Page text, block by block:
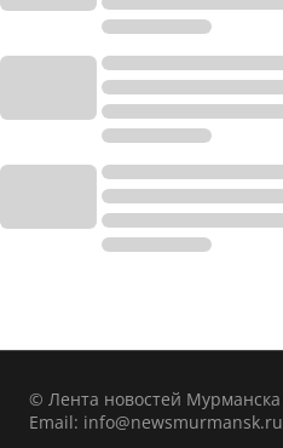
© Лента новостей Мурманска
Email: info@newsmurmansk.ru